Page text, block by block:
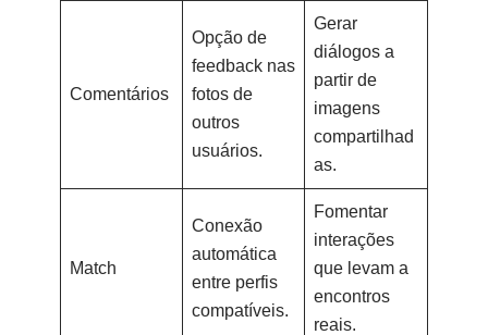
Comentários
Opção de
feedback nas
fotos de
outros
usuários.
Gerar
diálogos a
partir de
imagens
compartilhad
as.
Match
Conexão
automática
entre perfis
compatíveis.
Fomentar
interações
que levam a
encontros
reais.